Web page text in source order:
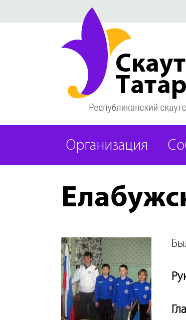
Организация